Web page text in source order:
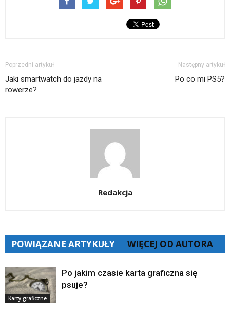
Poprzedni artykuł
Jaki smartwatch do jazdy na
rowerze?
Następny artykuł
Po co mi PS5?
Redakcja
POWIĄZANE ARTYKUŁY WIĘCEJ OD AUTORA
Karty graficzne
Po jakim czasie karta graficzna się
psuje?